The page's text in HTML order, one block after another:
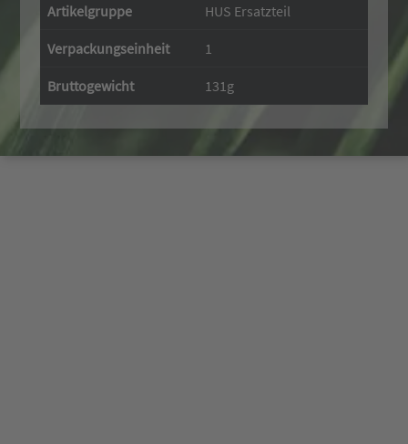
Artikelgruppe HUS Ersatzteil
Verpackungseinheit 1
Bruttogewicht 131g